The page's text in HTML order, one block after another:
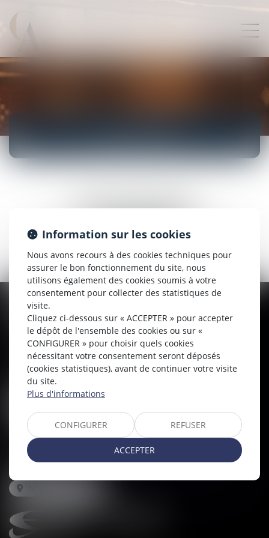
ACTUALITÉS
ENTREPRISES
Désolé, aucun article trouvé dans cette catégorie...
CALEX AVOCATS
78, rue du Général Leclerc
14100 LISIEUX
02 31 62 00 45
Fax : 02 31 31 05 54
CABINET SECONDAIRE
30 rue Fred Scamaroni
14000 CAEN
02 31 71 32 32
Fax : 02 31 71 32 30
Information sur les cookies
Nous avons recours à des cookies techniques pour
assurer le bon fonctionnement du site, nous
utilisons également des cookies soumis à votre
consentement pour collecter des statistiques de
visite.
Cliquez ci-dessous sur « ACCEPTER » pour accepter
le dépôt de l'ensemble des cookies ou sur «
CONFIGURER » pour choisir quels cookies
nécessitant votre consentement seront déposés
(cookies statistiques), avant de continuer votre visite
du site.
Plus d'informations
CONFIGURER REFUSER
ACCEPTER